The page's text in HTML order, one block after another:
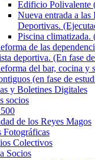
Edificio Polivalente
Nueva entrada a las
Deportivas.
Piscina climatizada.
de las
deportiva. (En fase
del bar, cocina y
(en fase de
y Boletines Digitales
socios
de los Reyes Magos
Fotográficas
Colectivos
Socios